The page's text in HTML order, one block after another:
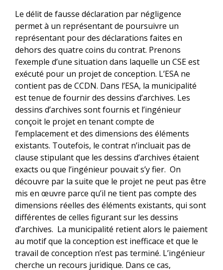
Le délit de fausse déclaration par négligence
permet à un représentant de poursuivre un
représentant pour des déclarations faites en
dehors des quatre coins du contrat. Prenons
l’exemple d’une situation dans laquelle un CSE est
exécuté pour un projet de conception. L’ESA ne
contient pas de CCDN. Dans l’ESA, la municipalité
est tenue de fournir des dessins d’archives. Les
dessins d’archives sont fournis et l’ingénieur
conçoit le projet en tenant compte de
l’emplacement et des dimensions des éléments
existants. Toutefois, le contrat n’incluait pas de
clause stipulant que les dessins d’archives étaient
exacts ou que l’ingénieur pouvait s’y fier. On
découvre par la suite que le projet ne peut pas être
mis en œuvre parce qu’il ne tient pas compte des
dimensions réelles des éléments existants, qui sont
différentes de celles figurant sur les dessins
d’archives. La municipalité retient alors le paiement
au motif que la conception est inefficace et que le
travail de conception n’est pas terminé. L’ingénieur
cherche un recours juridique. Dans ce cas,